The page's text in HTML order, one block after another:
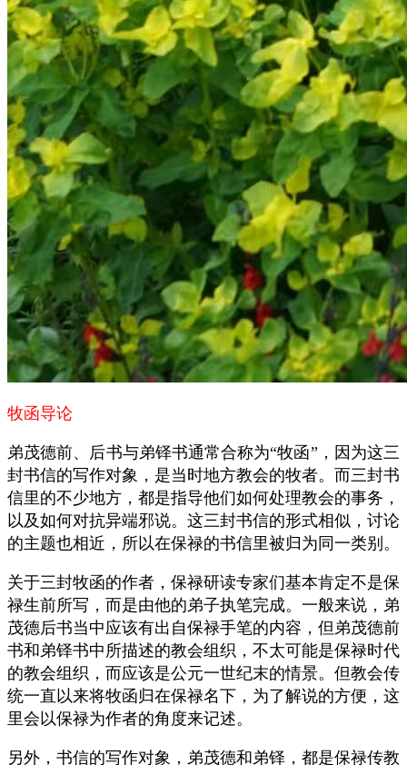
牧函导论
弟茂德前、后书与弟铎书通常合称为“牧函”，因为这三
封书信的写作对象，是当时地方教会的牧者。而三封书
信里的不少地方，都是指导他们如何处理教会的事务，
以及如何对抗异端邪说。这三封书信的形式相似，讨论
的主题也相近，所以在保禄的书信里被归为同一类别。
关于三封牧函的作者，保禄研读专家们基本肯定不是保
禄生前所写，而是由他的弟子执笔完成。一般来说，弟
茂德后书当中应该有出自保禄手笔的内容，但弟茂德前
书和弟铎书中所描述的教会组织，不太可能是保禄时代
的教会组织，而应该是公元一世纪末的情景。但教会传
统一直以来将牧函归在保禄名下，为了解说的方便，这
里会以保禄为作者的角度来记述。
另外，书信的写作对象，弟茂德和弟铎，都是保禄传教